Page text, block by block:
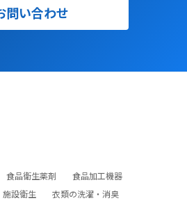
問い合わせ
食品衛生薬剤
食品加工機器
施設衛生
衣類の洗濯・消臭